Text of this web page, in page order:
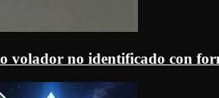
volador no identificado con